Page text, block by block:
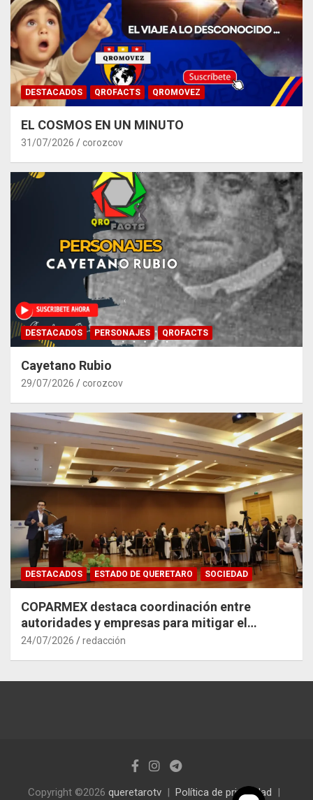
DESTACADOS QROFACTS QROMOVEZ
EL COSMOS EN UN MINUTO
31/07/2026 corozcov
DESTACADOS PERSONAJES QROFACTS
Cayetano Rubio
29/07/2026 corozcov
DESTACADOS ESTADO DE QUERETARO SOCIEDAD
COPARMEX destaca coordinación entre
autoridades y empresas para mitigar el
impacto del Tren México–Querétaro
24/07/2026 redacción
Copyright ©2026 queretarotv Política de privacidad